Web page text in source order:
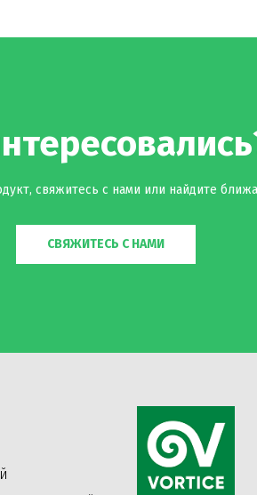
свяжитесь с нами или найдите
СВЯЖИТЕСЬ С НАМИ